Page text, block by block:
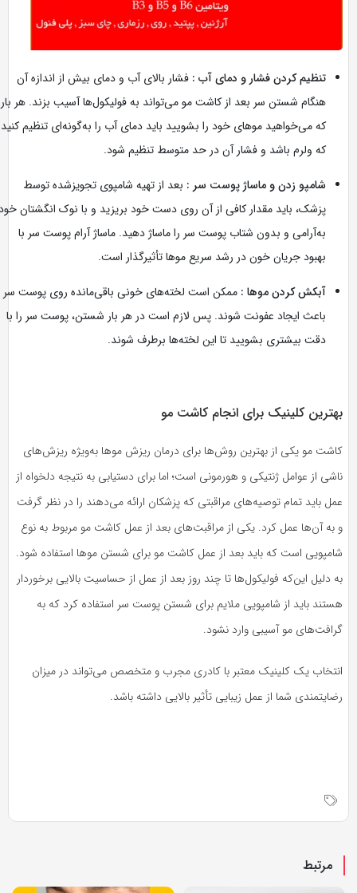
تنظیم کردن فشار و دمای آب : فشار بالای آب و دمای بیش‌ از اندازه آن
هنگام شستن سر بعد از کاشت مو می‌تواند به فولیکول‌ها آسیب بزند. هر بار
که می‌خواهید موهای خود را بشویید باید دمای آب را به‌گونه‌ای تنظیم کنید
که ولرم باشد و فشار آن در حد متوسط تنظیم شود.
شامپو زدن و ماساژ پوست سر : بعد از تهیه شامپوی تجویزشده توسط
پزشک، باید مقدار کافی از آن روی دست خود بریزید و با نوک انگشتان خود
به‌آرامی و بدون شتاب پوست سر را ماساژ دهید. ماساژ آرام پوست سر با
بهبود جریان خون در رشد سریع موها تأثیرگذار است.
آبکش کردن موها : ممکن است لخته‌های خونی باقی‌مانده روی پوست سر
باعث ایجاد عفونت شوند. پس لازم است در هر بار شستن، پوست سر را با
دقت بیشتری بشویید تا این‌ لخته‌ها برطرف شوند.
بهترین کلینیک برای انجام کاشت مو
کاشت مو یکی از بهترین روش‌ها برای درمان ریزش موها به‌ویژه ریزش‌های
ناشی از عوامل ژنتیکی و هورمونی است؛ اما برای دستیابی به نتیجه دلخواه از
عمل باید تمام توصیه‌های مراقبتی که پزشکان ارائه می‌دهند را در نظر گرفت
و به آن‌ها عمل کرد. یکی از مراقبت‌های بعد از عمل کاشت مو مربوط به نوع
شامپویی است که باید بعد از عمل کاشت مو برای شستن موها استفاده شود.
به دلیل این‌که فولیکول‌ها تا چند روز بعد از عمل از حساسیت بالایی برخوردار
هستند باید از شامپویی ملایم برای شستن پوست سر استفاده کرد که به
گرافت‌های مو آسیبی وارد نشود.
انتخاب یک کلینیک معتبر با کادری مجرب و متخصص می‌تواند در میزان
رضایتمندی شما از عمل زیبایی تأثیر بالایی داشته باشد.
مرتبط